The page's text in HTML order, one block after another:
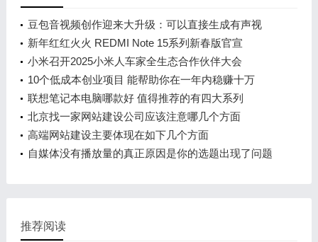
豆包音视频创作迎来大升级：可以直接生成有声视
频！
新年红红火火 REDMI Note 15系列新春版官宣
小米召开2025小米人车家全生态合作伙伴大会
10个低成本创业项目 能帮助你在一年内稳赚十万
联想笔记本电脑哪款好 值得推荐的有四大系列
北京找一家网站建设公司应该注意哪几个方面
高端网站建设主要体现在如下几个方面
自媒体没有播放量的真正原因是你的选题出现了问题
推荐阅读